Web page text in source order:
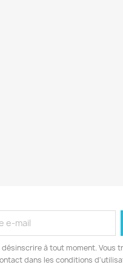
désinscrire à tout moment. Vous
dans les conditions